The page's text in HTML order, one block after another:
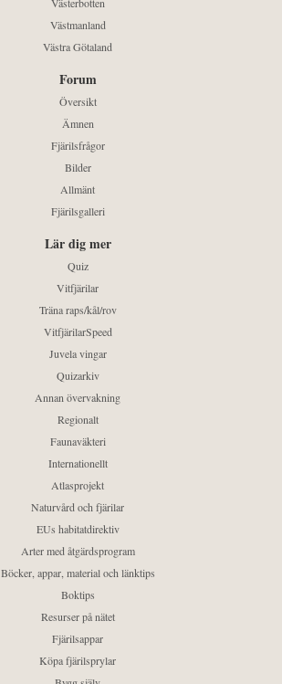
Västmanland
Västra Götaland
Forum
Översikt
Ämnen
Fjärilsfrågor
Bilder
Allmänt
Fjärilsgalleri
Lär dig mer
Quiz
Vitfjärilar
Träna raps/kål/rov
VitfjärilarSpeed
Juvela vingar
Quizarkiv
Annan övervakning
Regionalt
Faunaväkteri
Internationellt
Atlasprojekt
Naturvård och fjärilar
EUs habitatdirektiv
Arter med åtgärdsprogram
Böcker, appar, material och länktips
Boktips
Resurser på nätet
Fjärilsappar
Köpa fjärilsprylar